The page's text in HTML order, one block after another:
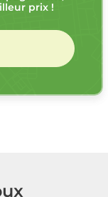
prix !